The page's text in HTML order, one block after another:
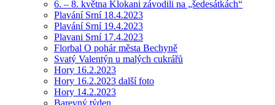
6. – 8. května Klokani závodili na „šedesátkách“
Plavání Srní 18.4.2023
Plavání Srní 19.4.2023
Plavani Srní 17.4.2023
Florbal O pohár města Bechyně
Svatý Valentýn u malých cukrářů
Hory 16.2.2023
Hory 16.2.2023 další foto
Hory 14.2.2023
Barevný týden